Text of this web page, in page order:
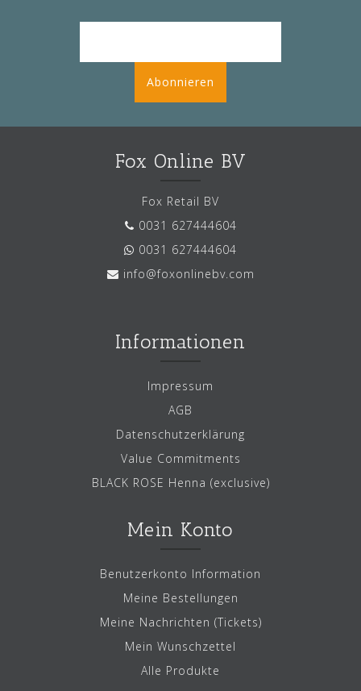
Abonnieren
Fox Online BV
Fox Retail BV
0031 627444604
0031 627444604
info@foxonlinebv.com
Informationen
Impressum
AGB
Datenschutzerklärung
Value Commitments
BLACK ROSE Henna (exclusive)
Mein Konto
Benutzerkonto Information
Meine Bestellungen
Meine Nachrichten (Tickets)
Mein Wunschzettel
Alle Produkte